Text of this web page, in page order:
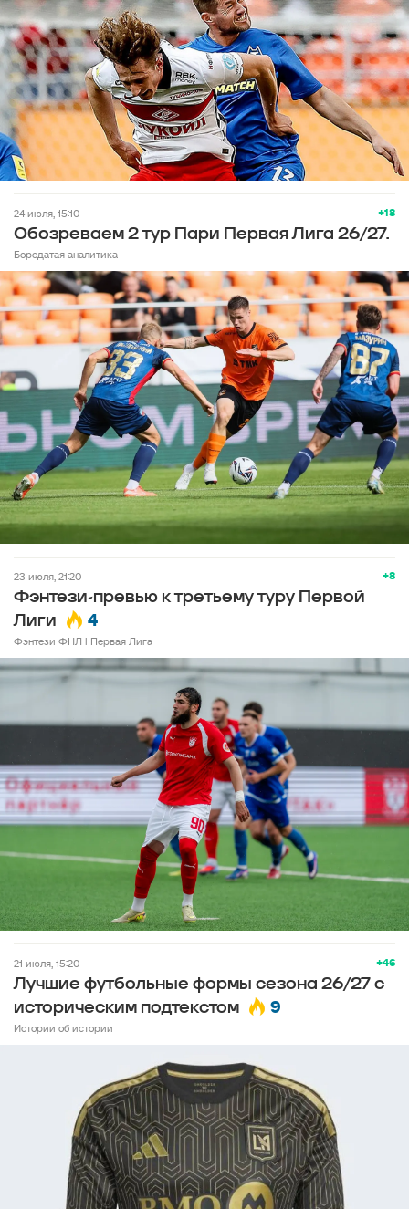
+18
24 июля, 15:10
Обозреваем 2 тур Пари Первая Лига 26/27.
Бородатая аналитика
+8
23 июля, 21:20
Фэнтези-превью к третьему туру Первой
Лиги
4
Фэнтези ФНЛ l Первая Лига
+46
21 июля, 15:20
Лучшие футбольные формы сезона 26/27 с
историческим подтекстом
9
Истории об истории